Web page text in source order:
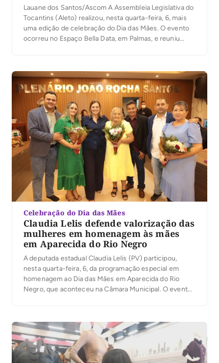
Lauane dos Santos/Ascom A Assembleia Legislativa do
Tocantins (Aleto) realizou, nesta quarta-feira, 6, mais
uma edição de celebração do Dia das Mães. O evento
ocorreu no Espaço Bella Data, em Palmas, e reuniu
do resultado da tradicional campanha beneficente
coordenada por Geneci […]
Celebração do Dia das Mães
Claudia Lelis defende valorização das
mulheres em homenagem às mães
em Aparecida do Rio Negro
A deputada estadual Claudia Lelis (PV) participou,
nesta quarta-feira, 6, da programação especial em
homenagem ao Dia das Mães em Aparecida do Rio
Negro, que aconteceu na Câmara Municipal. O evento
reconhecimento às mães do município. Durante a
programação, a parlamentar […]